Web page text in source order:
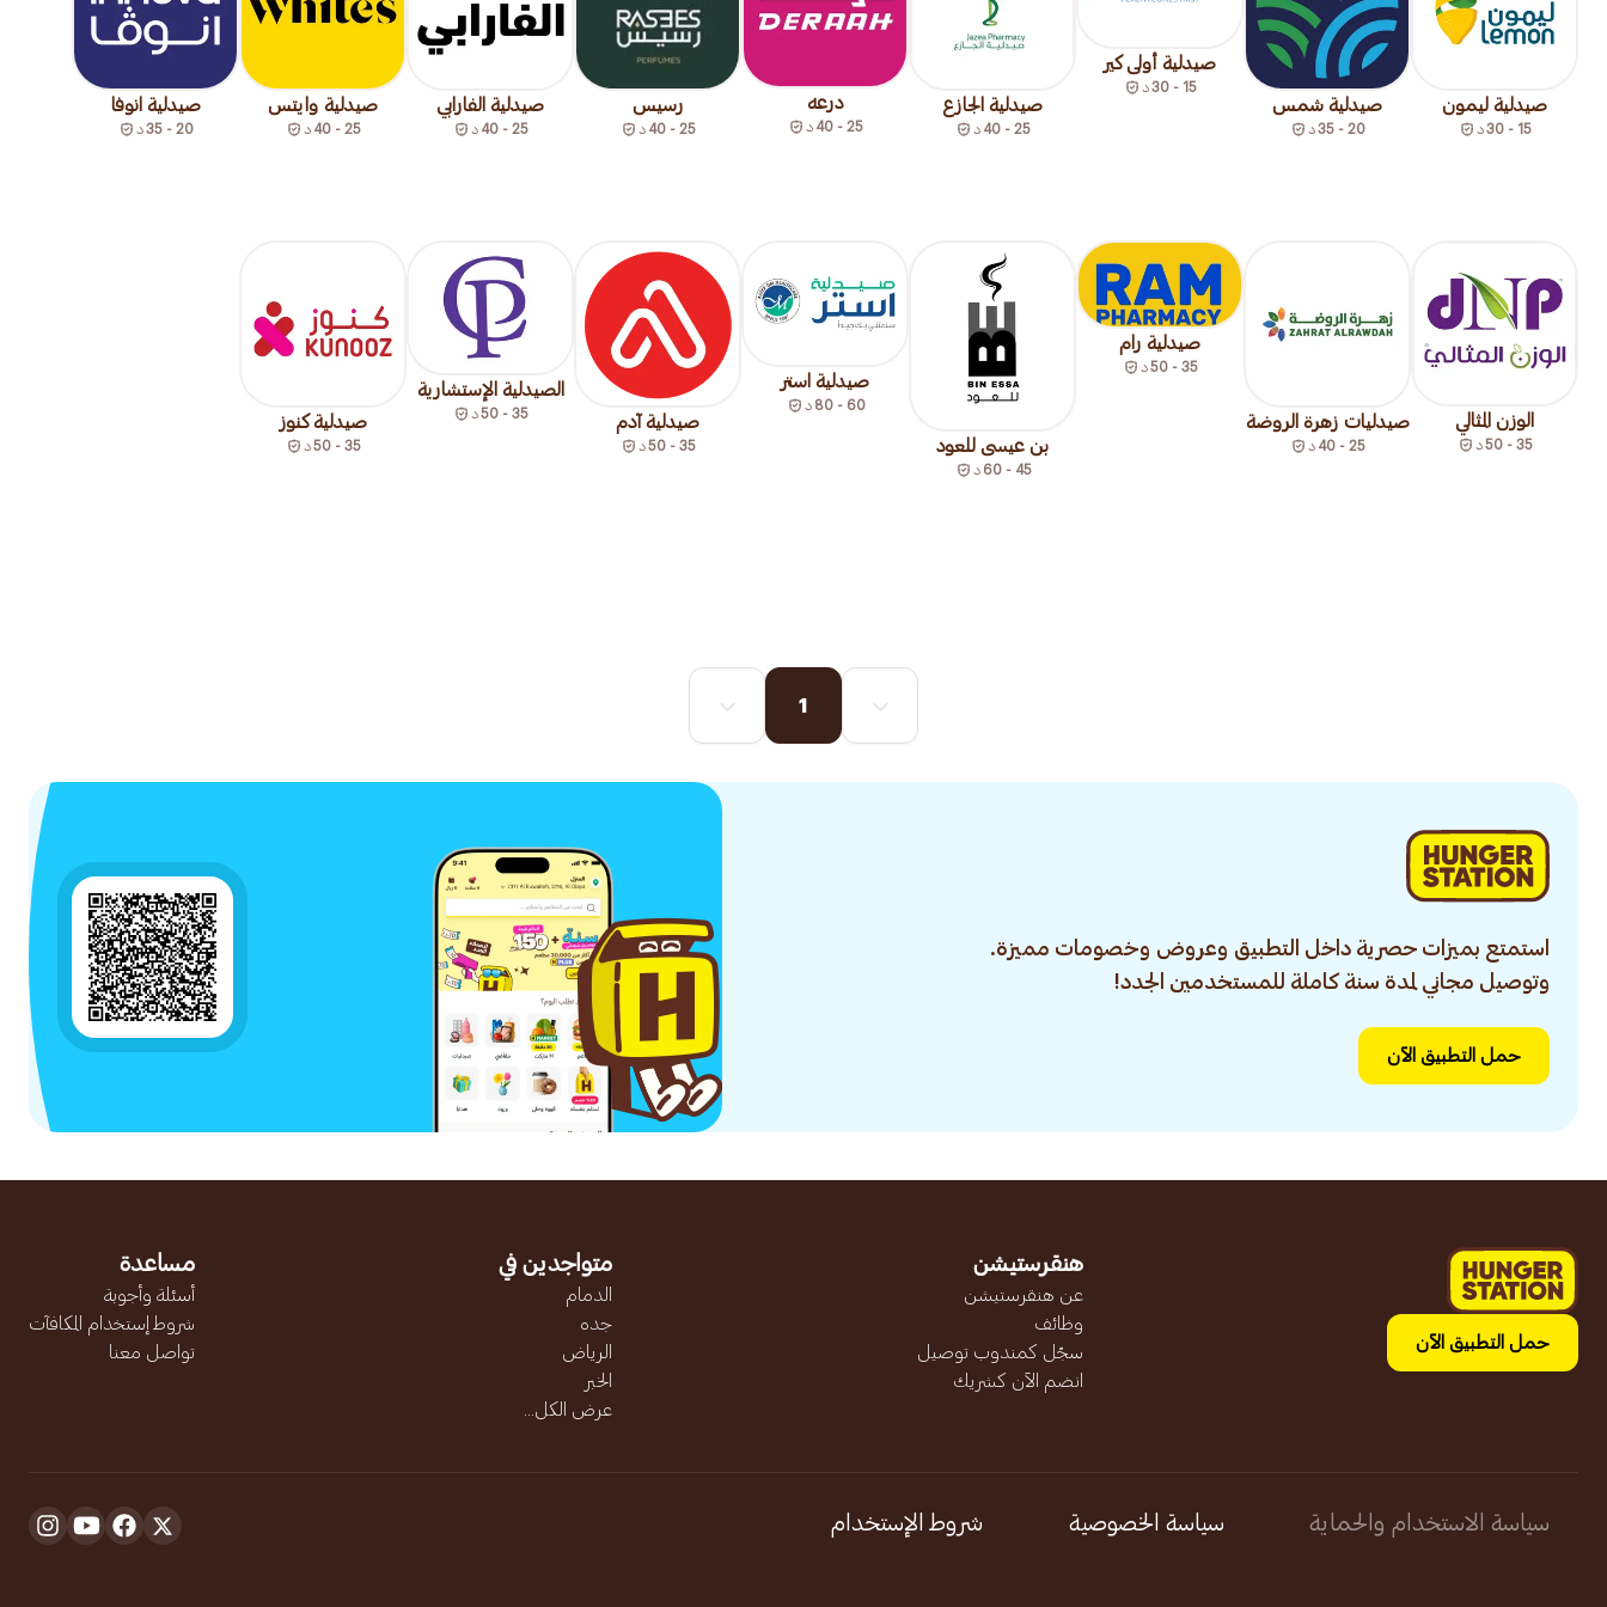
صيدلية ليمون
15 - 30 د
صيدلية شمس
20 - 35 د
صيدلية أولى كير
15 - 30 د
صيدلية الجازع
25 - 40 د
درعه
25 - 40 د
رسيس
25 - 40 د
صيدلية الفارابي
25 - 40 د
صيدلية وايتس
25 - 40 د
صيدلية انوفا
20 - 35 د
الوزن المثالي
35 - 50 د
صيدليات زهرة الروضة
25 - 40 د
صيدلية رام
35 - 50 د
بن عيسى للعود
45 - 60 د
صيدلية استر
60 - 80 د
صيدلية آدم
35 - 50 د
الصيدلية الإستشارية
35 - 50 د صيدلية كنوز
35 - 50 د
1
استمتع بميزات حصرية داخل التطبيق وعروض وخصومات مميزة.
وتوصيل مجاني لمدة سنة كاملة للمستخدمين الجدد!
حمل التطبيق الآن
حمل التطبيق الآن
هنقرستيشن
عن هنقرستيشن
وظائف
سجّل كمندوب توصيل
انضم الآن كشريك
متواجدين في
الدمام
جده
الرياض
الخبر
عرض الكل...
مساعدة
أسئلة وأجوبة
شروط إستخدام المكافآت
تواصل معنا
سياسة الاستخدام والحماية سياسة الخصوصية شروط الإستخدام